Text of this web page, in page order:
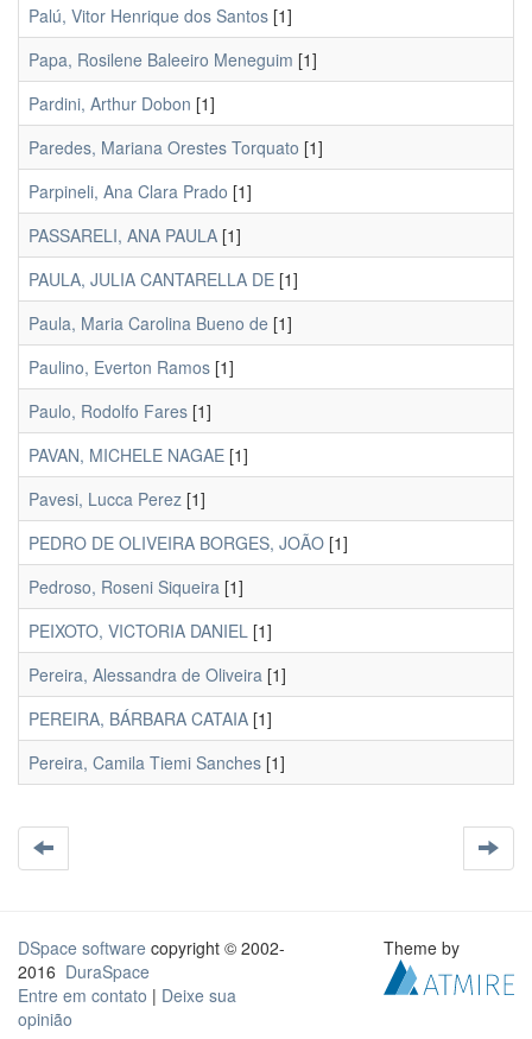
Palú, Vitor Henrique dos Santos [1]
Papa, Rosilene Baleeiro Meneguim [1]
Pardini, Arthur Dobon [1]
Paredes, Mariana Orestes Torquato [1]
Parpineli, Ana Clara Prado [1]
PASSARELI, ANA PAULA [1]
PAULA, JULIA CANTARELLA DE [1]
Paula, Maria Carolina Bueno de [1]
Paulino, Everton Ramos [1]
Paulo, Rodolfo Fares [1]
PAVAN, MICHELE NAGAE [1]
Pavesi, Lucca Perez [1]
PEDRO DE OLIVEIRA BORGES, JOÃO [1]
Pedroso, Roseni Siqueira [1]
PEIXOTO, VICTORIA DANIEL [1]
Pereira, Alessandra de Oliveira [1]
PEREIRA, BÁRBARA CATAIA [1]
Pereira, Camila Tiemi Sanches [1]
DSpace software copyright © 2002-
2016 DuraSpace
Entre em contato | Deixe sua
opinião
Theme by